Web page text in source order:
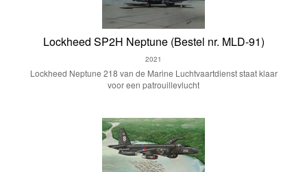
Lockheed SP2H Neptune (Bestel nr. MLD-91)
2021
Lockheed Neptune 218 van de Marine Luchtvaartdienst staat klaar
voor een patrouillevlucht